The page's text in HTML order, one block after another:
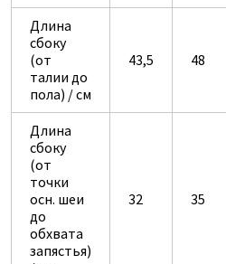
Длина
сбоку
(от
талии до
пола) / см
43,5 48
Длина
сбоку
(от
точки
осн. шеи
до
обхвата
запястья)
32 35